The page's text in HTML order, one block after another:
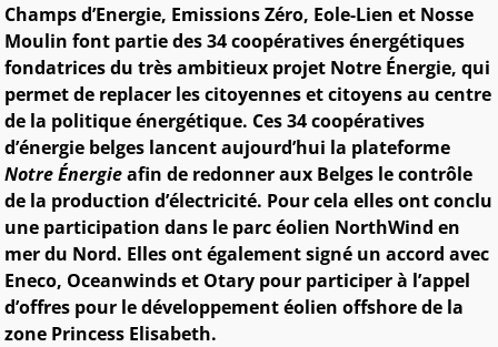
Champs d’Energie, Emissions Zéro, Eole-Lien et Nosse
Moulin font partie des 34 coopératives énergétiques
fondatrices du très ambitieux projet Notre Énergie, qui
permet de replacer les citoyennes et citoyens au centre
de la politique énergétique. Ces 34 coopératives
d’énergie belges lancent aujourd’hui la plateforme
Notre Énergieafin de redonner aux Belges le contrôle
de la production d’électricité. Pour cela elles ont conclu
une participation dans le parc éolien NorthWind en
mer du Nord. Elles ont également signé un accord avec
Eneco, Oceanwinds et Otary pour participer à l’appel
d’offres pour le développement éolien offshore de la
zone Princess Elisabeth.